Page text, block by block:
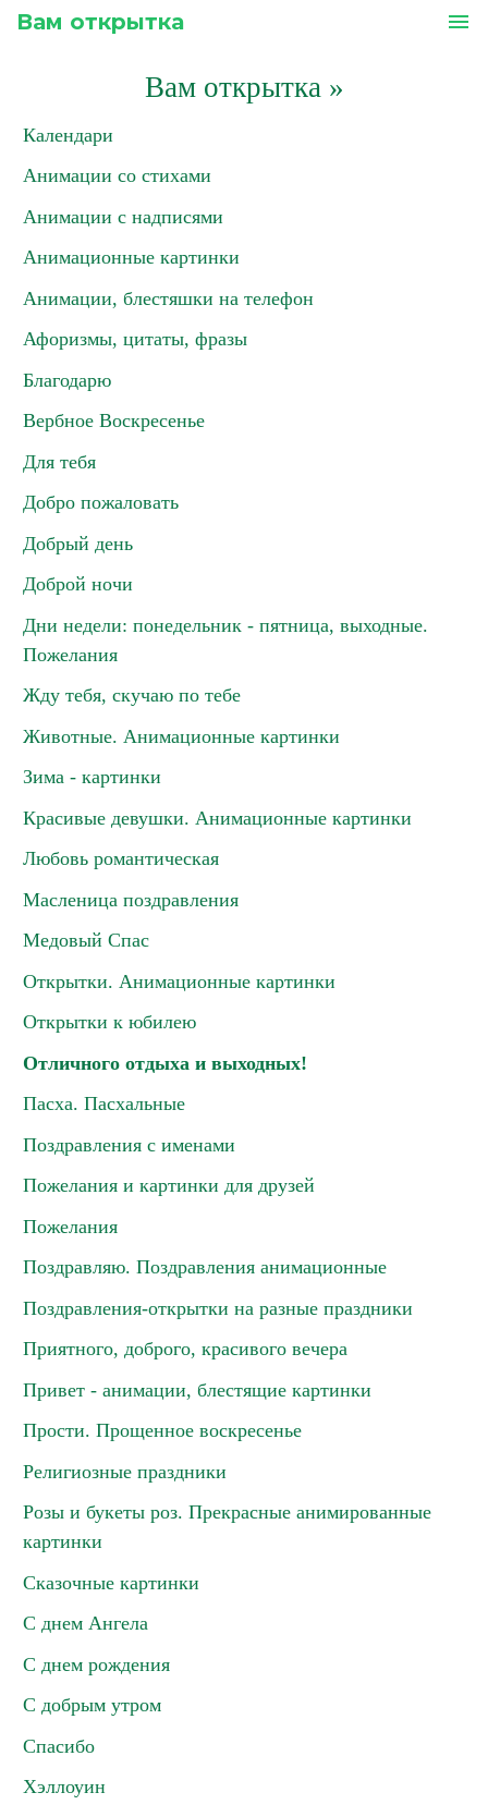
Вам открытка menu
Вам открытка»
Календари
Анимации со стихами
Анимации с надписями
Анимационные картинки
Анимации, блестяшки на телефон
Афоризмы, цитаты, фразы
Благодарю
Вербное Воскресенье
Для тебя
Добро пожаловать
Добрый день
Доброй ночи
Дни недели: понедельник - пятница, выходные.
Пожелания
Жду тебя, скучаю по тебе
Животные. Анимационные картинки
Зима - картинки
Красивые девушки. Анимационные картинки
Любовь романтическая
Масленица поздравления
Медовый Спас
Открытки. Анимационные картинки
Открытки к юбилею
Отличного отдыха и выходных!
Пасха. Пасхальные
Поздравления с именами
Пожелания и картинки для друзей
Пожелания
Поздравляю. Поздравления анимационные
Поздравления-открытки на разные праздники
Приятного, доброго, красивого вечера
Привет - анимации, блестящие картинки
Прости. Прощенное воскресенье
Религиозные праздники
Розы и букеты роз. Прекрасные анимированные
картинки
Сказочные картинки
С днем Ангела
С днем рождения
С добрым утром
Спасибо
Хэллоуин